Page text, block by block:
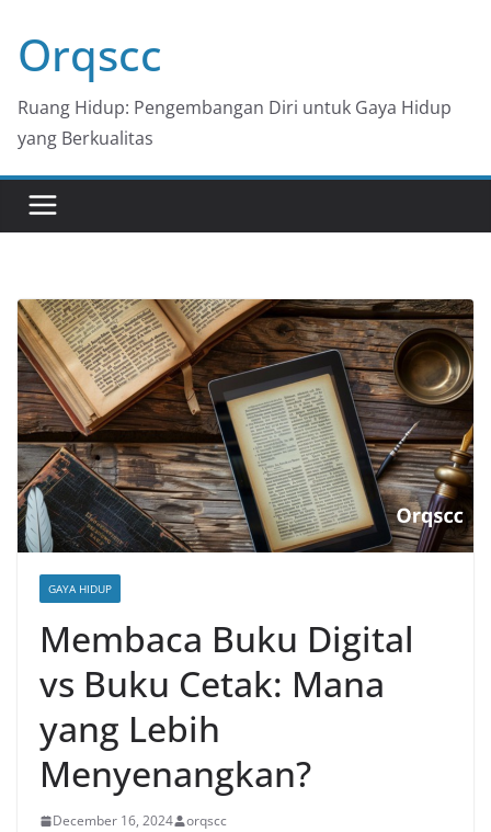
content
Orqscc
Ruang Hidup: Pengembangan Diri untuk Gaya Hidup
yang Berkualitas
GAYA HIDUP
Membaca Buku Digital
vs Buku Cetak: Mana
yang Lebih
Menyenangkan?
December 16, 2024 orqscc